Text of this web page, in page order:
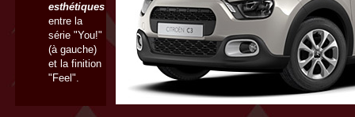
esthétiques
entre la
série "You!"
(à gauche)
et la finition
"Feel".